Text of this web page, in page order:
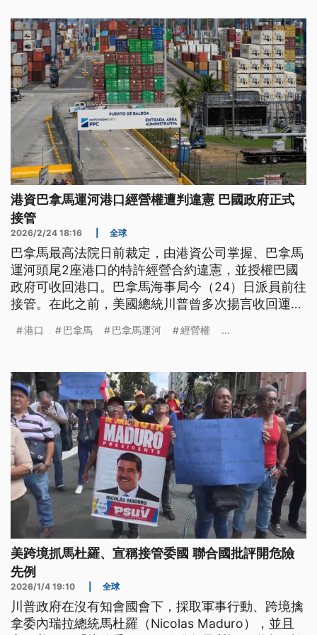
港資巴拿馬運河港口經營權遭判違憲 巴國政府正式
接管
2026/2/24 18:16 全球
巴拿馬最高法院日前裁定，由港資公司掌握、巴拿馬
運河頭尾2座港口的特許經營合約違憲，並授權巴國
政府可收回港口。巴拿馬海事局今（24）日派員前往
接管。在此之前，美國總統川普曾多次揚言收回運
部分。
港口 巴拿馬 巴拿馬運河 經營權 ...
美跨境抓馬杜羅、宣稱接管委國 聯合國批評開危險
先例
2026/1/4 19:10 全球
川普政府在沒有知會國會下，採取軍事行動、跨境擒
拿委內瑞拉總統馬杜羅（Nicolas Maduro），並且